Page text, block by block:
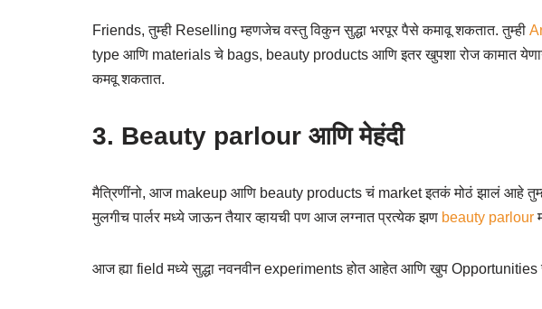
Friends, तुम्ही Reselling म्हणजेच वस्तु विकुन सुद्धा भरपूर पैसे कमावू शकतात. तुम्ही
type आणि materials चे bags, beauty products आणि इतर खुपशा रोज कामात
कमवू शकतात.
3. Beauty parlour आणि मेहंदी
मैत्रिणींनो, आज makeup आणि beauty products चं market इतकं मोठं झालं आहे
मुलगीच पार्लर मध्ये जाऊन तैयार व्हायची पण आज लग्नात प्रत्येक झण beauty parlour
आज ह्या field मध्ये सुद्धा नवनवीन experiments होत आहेत आणि खुप Opportunities